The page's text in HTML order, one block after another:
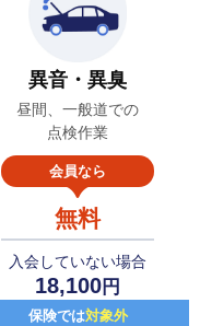
異音・異臭
昼間、一般道での
点検作業
会員なら
無料
入会していない場合
18,100円
保険では対象外